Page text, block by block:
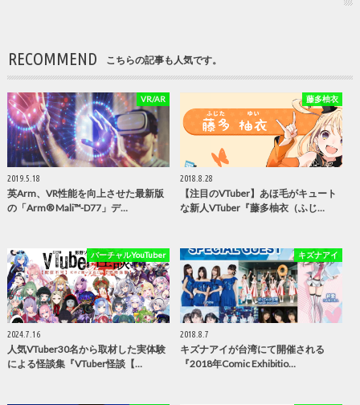
RECOMMEND こちらの記事も人気です。
VR/AR
2019.5.18
英Arm、VR性能を向上させた最新版
の「Arm® Mali™-D77」デ…
藤多柚衣
2018.8.28
【注目のVTuber】あほ毛がキュート
な新人VTuber『藤多柚衣（ふじ…
バーチャルYouTuber
2024.7.16
人気VTuber30名から取材した実体験
による怪談集『VTuber怪談【…
キズナアイ
2018.8.7
キズナアイが台湾にて開催される
『2018年Comic Exhibitio…